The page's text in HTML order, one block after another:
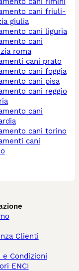
giulia
cani liguria
roma
cani prato
cani foggia
cani pisa
cani torino
Clienti
e Condizioni
ENCI